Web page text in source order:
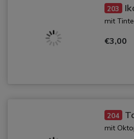
203
mit
€3,00
204
mit